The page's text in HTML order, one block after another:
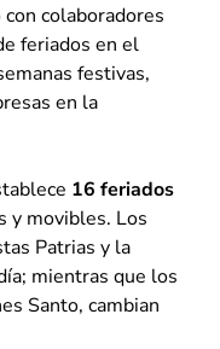
colaboradores
feriados en el
festivas,
en la
16 feriados
y movibles. Los
Patrias y la
mientras que los
Santo, cambian